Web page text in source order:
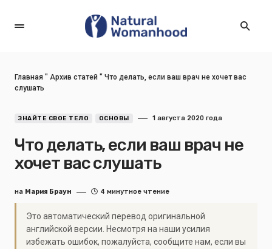
Главная " Архив статей " Что делать, если ваш врач не хочет вас
слушать
ЗНАЙТЕ СВОЕ ТЕЛО ОСНОВЫ 1 августа 2020 года
Что делать, если ваш врач не
хочет вас слушать
на Мария Браун 4 минутное чтение
Это автоматический перевод оригинальной
английской версии. Несмотря на наши усилия
избежать ошибок, пожалуйста, сообщите нам, если вы